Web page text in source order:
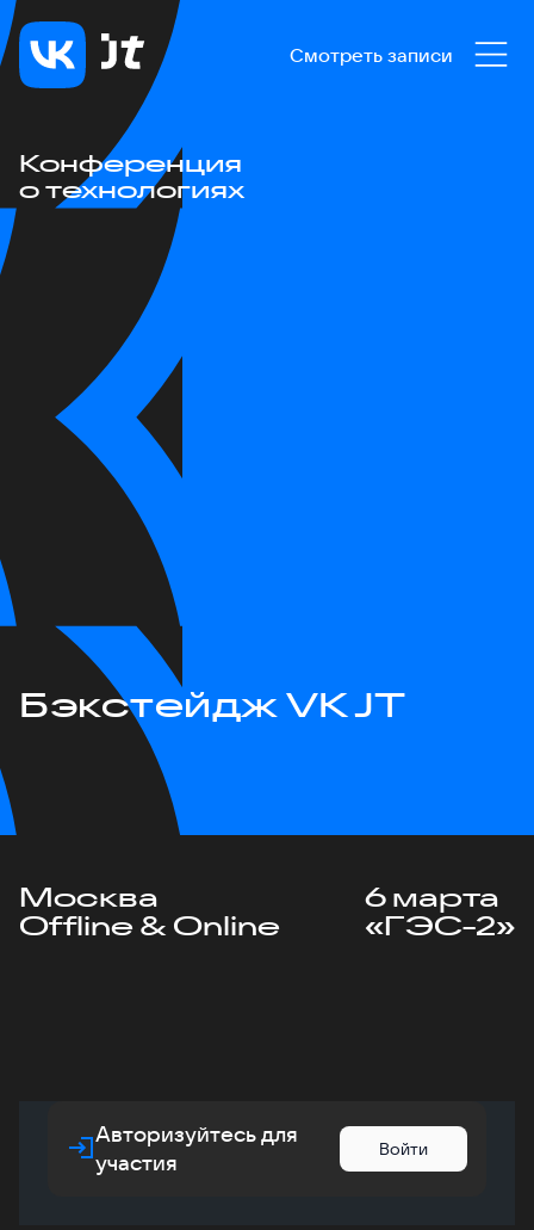
Смотреть записи
Конференция
о технологиях
Бэкстейдж VK JT
Москва
Offline & Online
6 марта
«ГЭС-2»
Авторизуйтесь для
участия
Войти